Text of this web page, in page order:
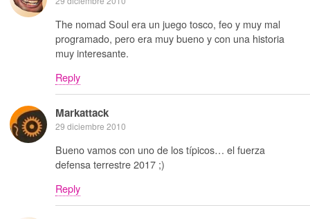
The nomad Soul era un juego tosco, feo y muy mal
programado, pero era muy bueno y con una historia
muy interesante.
Reply
Markattack
29 diciembre 2010
Bueno vamos con uno de los típicos… el fuerza
defensa terrestre 2017 ;)
Reply